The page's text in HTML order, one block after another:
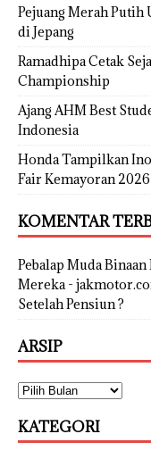
Pejuang Merah
di Jepang
Ramadhipa Cetak
Championship
Ajang AHM Best
Indonesia
Honda Tampilkan
Fair Kemayoran 2026
KOMENTAR
Pebalap Muda
Mereka -
Setelah Pensiun ?
ARSIP
KATEGORI